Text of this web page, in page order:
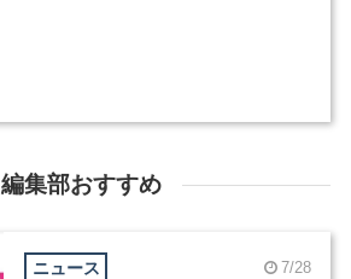
編集部おすすめ
ニュース 7/28